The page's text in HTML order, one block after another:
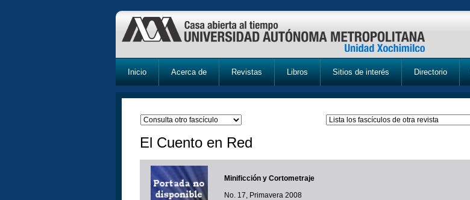
Inicio Acerca de Revistas Libros Sitios de interés Directorio
El Cuento en Red
Minificción y Cortometraje
No. 17, Primavera 2008